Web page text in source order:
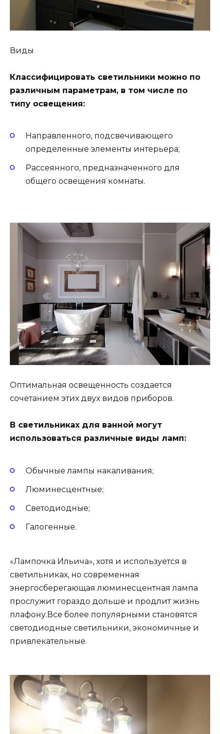
Виды
Классифицировать светильники можно по
различным параметрам, в том числе по
типу освещения:
Направленного, подсвечивающего
определенные элементы интерьера;
Рассеянного, предназначенного для
общего освещения комнаты.
Оптимальная освещенность создается
сочетанием этих двух видов приборов.
В светильниках для ванной могут
использоваться различные виды ламп:
Обычные лампы накаливания;
Люминесцентные;
Светодиодные;
Галогенные.
«Лампочка Ильича», хотя и используется в
светильниках, но современная
энергосберегающая люминесцентная лампа
прослужит гораздо дольше и продлит жизнь
плафону.Все более популярными становятся
светодиодные светильники, экономичные и
привлекательные.